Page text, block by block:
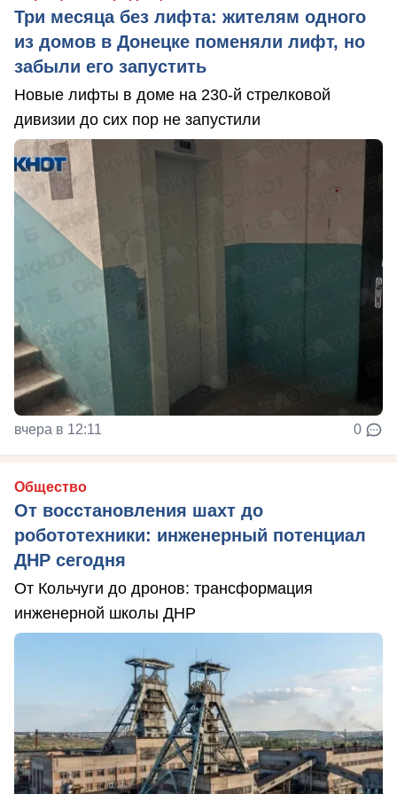
Три месяца без лифта: жителям одного
из домов в Донецке поменяли лифт, но
забыли его запустить
Новые лифты в доме на 230-й стрелковой
дивизии до сих пор не запустили
вчера в 12:11 0
Общество
От восстановления шахт до
робототехники: инженерный потенциал
ДНР сегодня
От Кольчуги до дронов: трансформация
инженерной школы ДНР